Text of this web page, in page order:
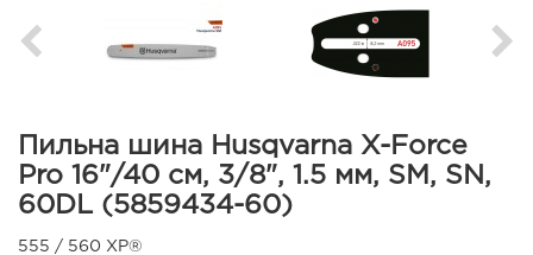
Пильна шина Husqvarna X-Force
Pro 16"/40 см, 3/8", 1.5 мм, SM, SN,
60DL (5859434-60)
555 / 560 XP®